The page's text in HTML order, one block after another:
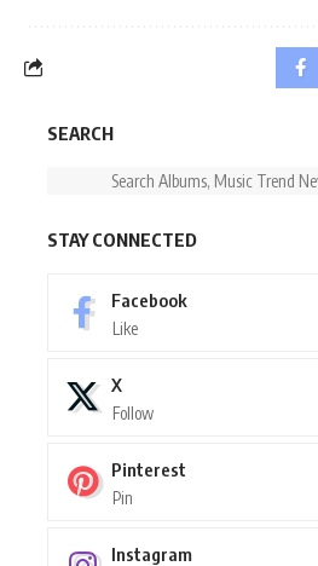
SEARCH
STAY CONNECTED
Facebook
Like
X
Follow
Pinterest
Pin
Instagram